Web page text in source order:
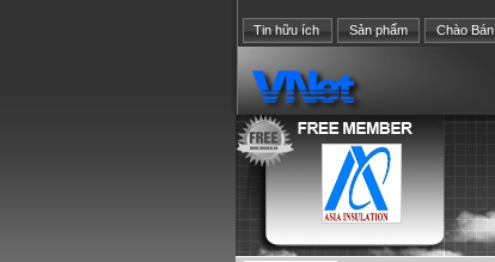
Tin hữu ích Sản phẩm Chào Bán